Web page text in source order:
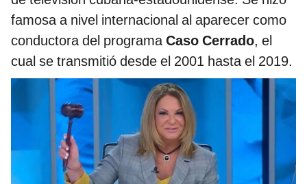
famosa a nivel internacional al aparecer como
conductora del programaCaso Cerrado, el
cual se transmitió desde el 2001 hasta el 2019.